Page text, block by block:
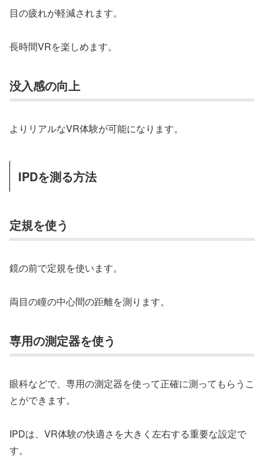
目の疲れが軽減されます。
長時間VRを楽しめます。
没入感の向上
よりリアルなVR体験が可能になります。
IPDを測る方法
定規を使う
鏡の前で定規を使います。
両目の瞳の中心間の距離を測ります。
専用の測定器を使う
眼科などで、専用の測定器を使って正確に測ってもらうこ
とができます。
IPDは、VR体験の快適さを大きく左右する重要な設定で
す。